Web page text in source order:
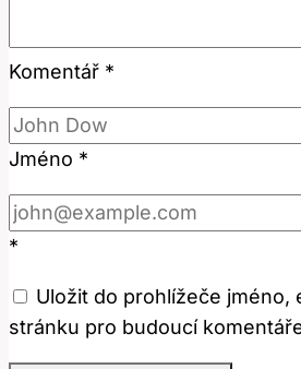
Komentář *
Jméno *
*
Uložit do prohlížeče jméno,
stránku pro budoucí